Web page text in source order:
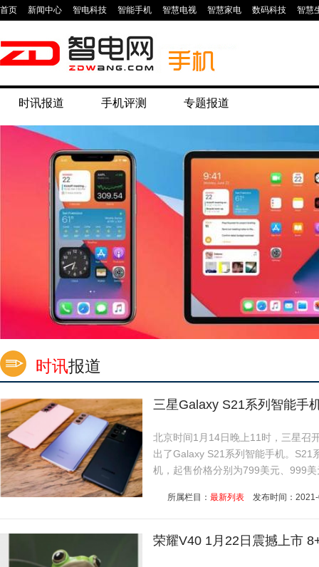
首页 新闻中心 智电科技 智能手机 智慧电视 智慧家电 数码科技 智慧
时讯报道 手机评测 专题报道
时讯报道
三星Galaxy S21系列智能手
北京时间1月14日晚上11时，三星召
出了Galaxy S21系列智能手机。S21
机，起售价格分别为799美元、999
所属栏目： 最新列表 发布时间：
荣耀V40 1月22日震撼上市